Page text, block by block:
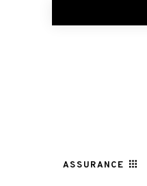
ASSURANCE